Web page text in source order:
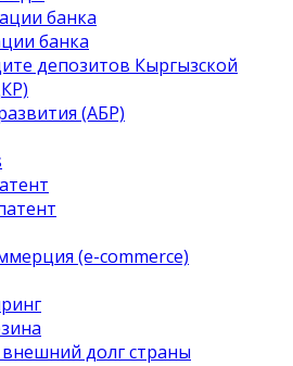
банка
банка
депозитов Кыргызской
(АБР)
(e-commerce)
долг страны